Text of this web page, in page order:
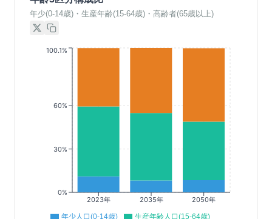
年少(0-14歳)・生産年齢(15-64歳)・高齢者(65歳以上)
2023年 2035年 2050年
0%
30%
60%
100.1%
年少人口(0-14歳)
生産年齢人口(15-64歳)